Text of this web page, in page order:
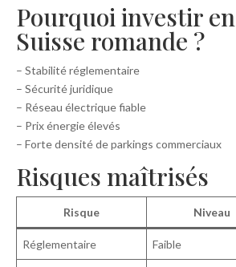
Pourquoi investir en
Suisse romande ?
– Stabilité réglementaire
– Sécurité juridique
– Réseau électrique fiable
– Prix énergie élevés
– Forte densité de parkings commerciaux
Risques maîtrisés
Risque Niveau
Réglementaire Faible